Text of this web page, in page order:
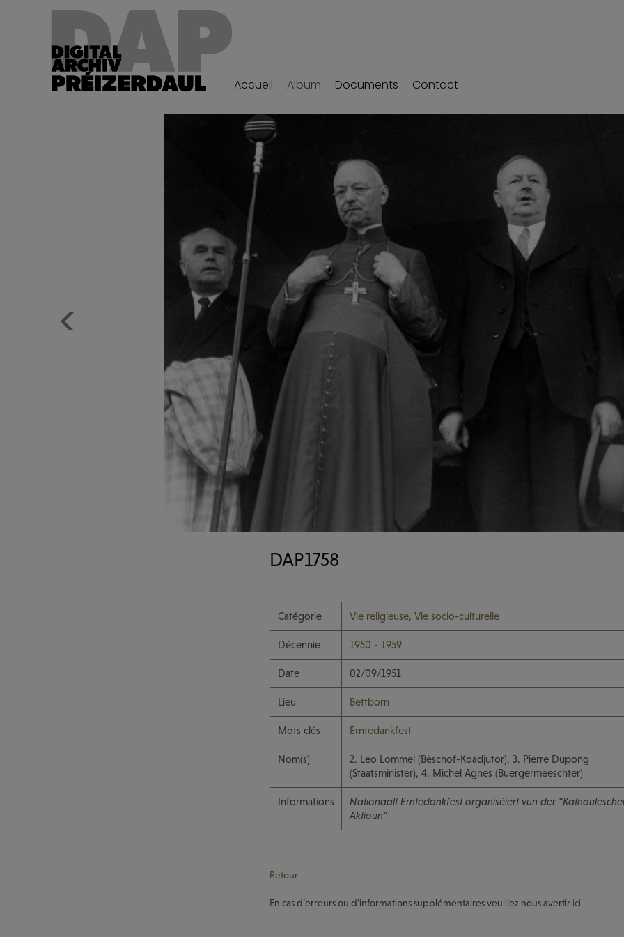
Accueil Album Documents Contact
Previous
DAP1758
Catégorie Vie religieuse, Vie socio-culturelle
Décennie 1950 - 1959
Date 02/09/1951
Lieu Bettborn
Mots clés Erntedankfest
Nom(s)
2. Leo Lommel (Bëschof-Koadjutor), 3. Pierre Dupong
(Staatsminister), 4. Michel Agnes (Buergermeeschter)
Informations
Nationaalt Erntedankfest organiséiert vun der
Aktioun"
Retour
En cas d’erreurs ou d’informations supplémentaires veuillez nous avertir ici